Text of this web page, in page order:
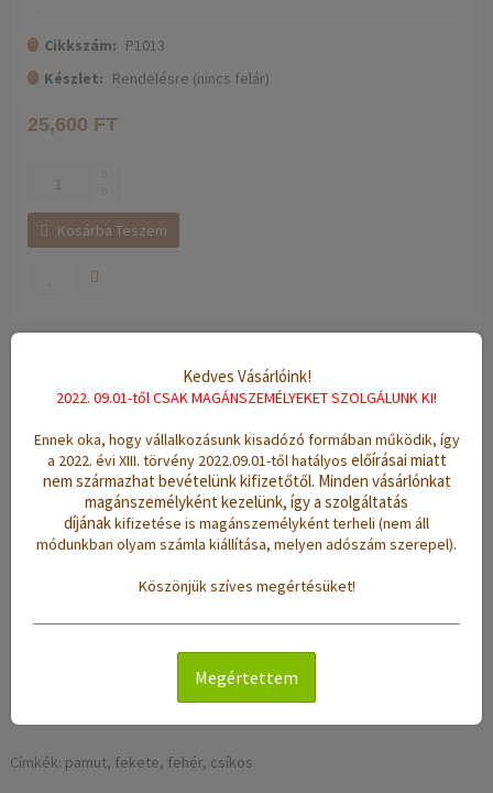
Cikkszám: P1013
Készlet: Rendelésre (nincs felár)
25,600 FT
Kosárba Teszem
Értékelések (0)
Szövés: kézi szövésű
Anyag:90% pamut, 10% polyester
(sz/h): 160 x 200 cm
Súly:4 Kg
Jellemzők:sűrű szövésű, vékony, erős tartású, jó nedvszívó
hatású, könnyen tisztítható
mosógépben 40 °C-on mosható
Címkék: pamut, fekete, fehér, csíkos
Kedves Vásárlóink!
2022. 09.01-től CSAK MAGÁNSZEMÉLYEKET SZOLGÁLUNK KI!
Ennek oka, hogy vállalkozásunk kisadózó formában működik, így
a 2022. évi XIII. törvény 2022.09.01-től hatályos előírásai miatt
nem származhat bevételünk kifizetőtől. Minden vásárlónkat
magánszemélyként kezelünk, így a szolgáltatás
díjánakkifizetése is magánszemélyként terheli (nem áll
módunkban olyam számla kiállítása, melyen adószám szerepel).
Köszönjük szíves megértésüket!
Megértettem